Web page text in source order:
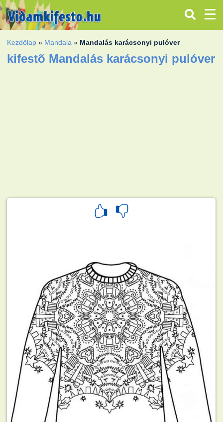
Kezdőlap » Mandala » Mandalás karácsonyi pulóver
kifestõ Mandalás karácsonyi pulóver